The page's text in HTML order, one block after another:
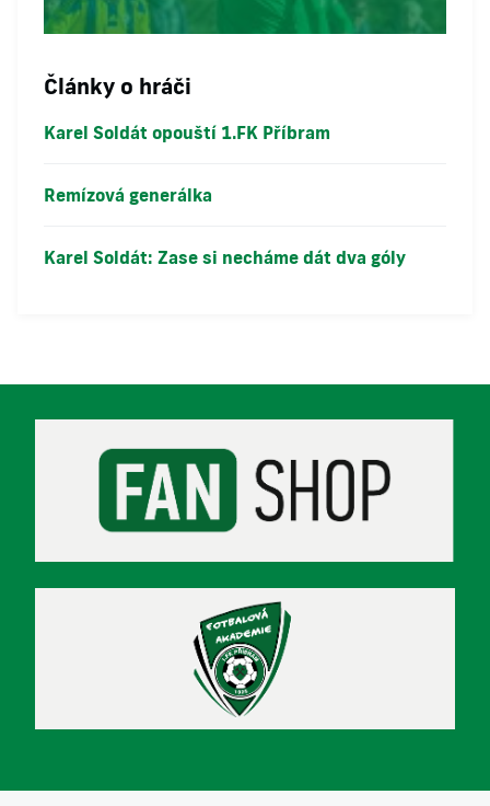
Články o hráči
Karel Soldát opouští 1.FK Příbram
Remízová generálka
Karel Soldát: Zase si necháme dát dva góly